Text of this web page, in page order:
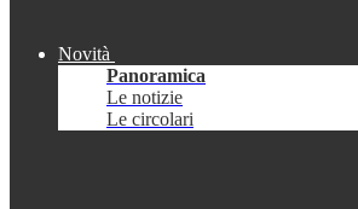
Novità
Panoramica
Le notizie
Le circolari